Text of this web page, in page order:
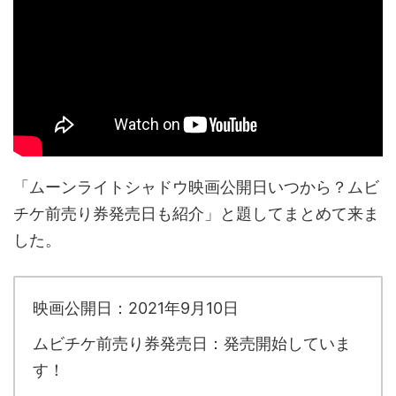
「ムーンライトシャドウ映画公開日いつから？ムビ
チケ前売り券発売日も紹介」と題してまとめて来ま
した。
映画公開日：2021年9月10日
ムビチケ前売り券発売日：発売開始していま
す！